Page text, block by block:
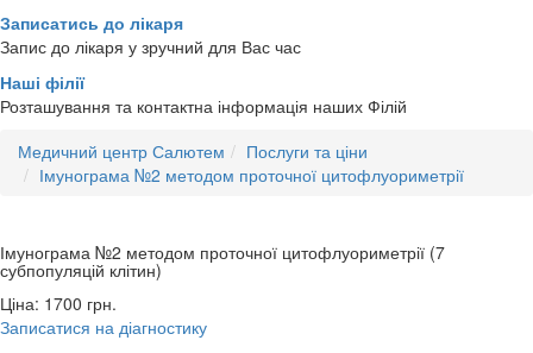
Записатись до лікаря
Запис до лікаря у зручний для Вас час
Наші філії
Розташування та контактна інформація наших Філій
Медичний центр Салютем
Послуги та ціни
Імунограма №2 методом проточної цитофлуориметрії
Імунограма №2 методом проточної цитофлуориметрії (7
субпопуляцій клітин)
Ціна: 1700 грн.
Записатися на діагностику